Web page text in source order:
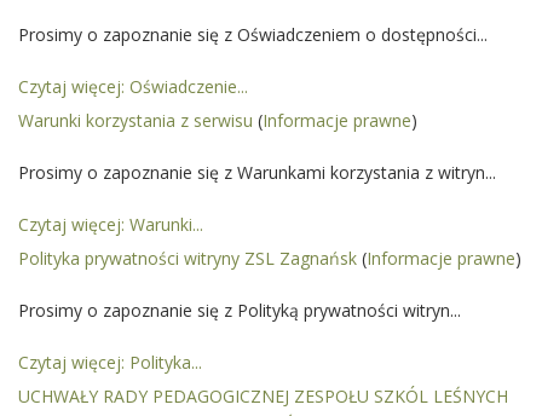
Prosimy o zapoznanie się z Oświadczeniem o dostępności...
Czytaj więcej: Oświadczenie...
Warunki korzystania z serwisu (Informacje prawne)
Prosimy o zapoznanie się z Warunkami korzystania z witryn...
Czytaj więcej: Warunki...
Polityka prywatności witryny ZSL Zagnańsk (Informacje prawne)
Prosimy o zapoznanie się z Polityką prywatności witryn...
Czytaj więcej: Polityka...
UCHWAŁY RADY PEDAGOGICZNEJ ZESPOŁU SZKÓL LEŚNYCH